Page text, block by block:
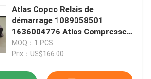
Atlas Copco Relais de
démarrage 1089058501
1636004776 Atlas Compresseur
d'air mobile
MOQ：1 PCS
Prix：US$166.00